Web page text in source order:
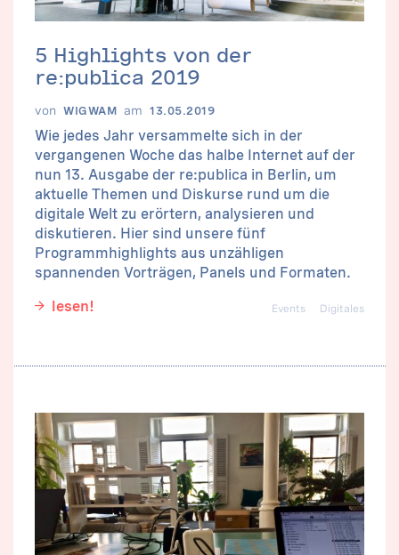
5 Highlights von der
re:publica 2019
von WIGWAM am 13.05.2019
Wie jedes Jahr versammelte sich in der
vergangenen Woche das halbe Internet auf der
nun 13. Ausgabe der re:publica in Berlin, um
aktuelle Themen und Diskurse rund um die
digitale Welt zu erörtern, analysieren und
diskutieren. Hier sind unsere fünf
Programmhighlights aus unzähligen
spannenden Vorträgen, Panels und Formaten.
lesen!
Digitales
Events